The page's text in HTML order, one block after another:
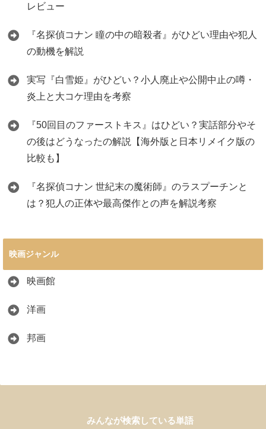
レビュー
『名探偵コナン 瞳の中の暗殺者』がひどい理由や犯人
の動機を解説
実写『白雪姫』がひどい？小人廃止や公開中止の噂・
炎上と大コケ理由を考察
『50回目のファーストキス』はひどい？実話部分やそ
の後はどうなったの解説【海外版と日本リメイク版の
比較も】
『名探偵コナン 世紀末の魔術師』のラスプーチンと
は？犯人の正体や最高傑作との声を解説考察
映画ジャンル
映画館
洋画
邦画
みんなが検索している単語